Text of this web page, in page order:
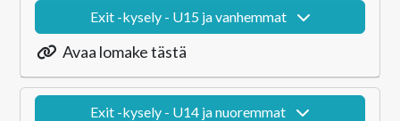
Exit -kysely - U15 ja vanhemmat
Avaa lomake tästä
Exit -kysely - U14 ja nuoremmat